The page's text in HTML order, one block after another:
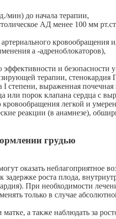
мин) до начала терапии,
АД менее 100 мм
кровообращения
а -адреноблокаторов),
эффективности и безопасности
терапии,
степени, выраженная
или порок клапана сердца с
кровообращения легкой и
реакции (в анамнезе),
грудью
оказать неблагоприятное
задержке роста плода,
При необходимости
только в случае
матке, а также наблюдать за